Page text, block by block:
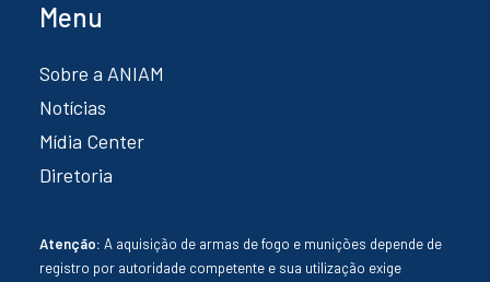
Menu
Sobre a ANIAM
Notícias
Mídia Center
Diretoria
Atenção: A aquisição de armas de fogo e munições depende de
registro por autoridade competente e sua utilização exige